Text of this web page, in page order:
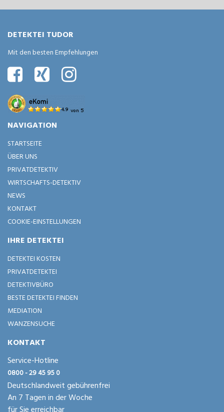
DETEKTEI TUDOR
Mit den besten Empfehlungen
NAVIGATION
STARTSEITE
ÜBER UNS
PRIVATDETEKTIV
WIRTSCHAFTS-DETEKTIV
NEWS
KONTAKT
COOKIE-EINSTELLUNGEN
IHRE DETEKTEI
DETEKTEI KOSTEN
PRIVATDETEKTEI
DETEKTIVBÜRO
BESTE DETEKTEI FINDEN
MEDIATION
WANZENSUCHE
KONTAKT
Service-Hotline
0800 - 29 45 95 0
Deutschlandweit gebührenfrei
An 7 Tagen in der Woche
für Sie erreichbar